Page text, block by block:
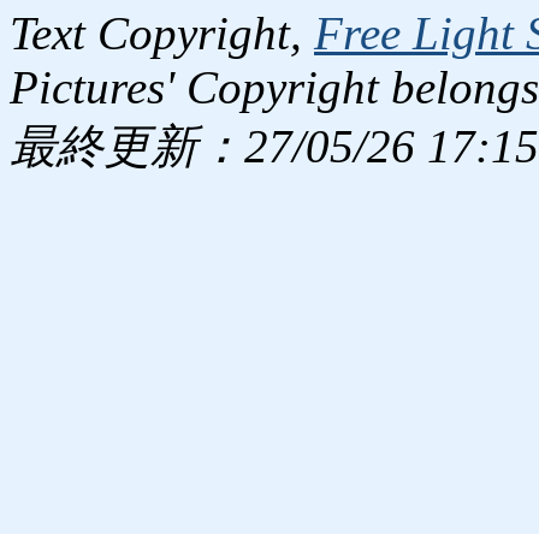
Text Copyright, Free Light
Pictures' Copyright
最終更新：27/05/26 17:15